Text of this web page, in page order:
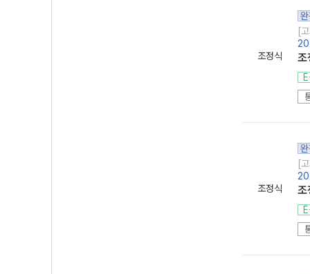
조정식
[
조정식
[